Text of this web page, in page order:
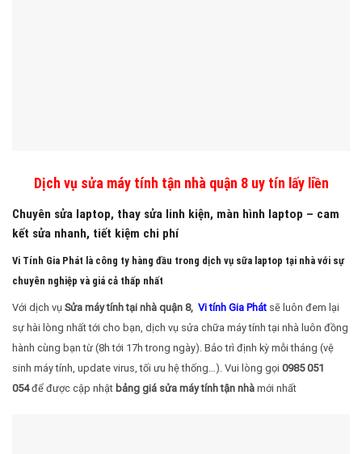
Dịch vụ sửa máy tính tận nhà quận 8 uy tín lấy liền
Chuyên sửa laptop, thay sửa linh kiện, màn hình laptop – cam
kết sửa nhanh, tiết kiệm chi phí
Vi Tính Gia Phát là công ty hàng đầu trong dịch vụ sữa laptop tại nhà với sự
chuyên nghiệp và giá cả thấp nhất
Với dịch vụ Sửa máy tính tại nhà quận 8, Vi tính Gia Phát sẽ luôn đem lại
sự hài lòng nhất tới cho bạn, dịch vụ sửa chữa máy tính tại nhà luôn đồng
hành cùng bạn từ (8h tới 17h trong ngày). Bảo trì định kỳ mỗi tháng (vệ
sinh máy tính, update virus, tối ưu hệ thống…). Vui lòng gọi 0985 051
054để được cập nhật bảng giá sửa máy tính tận nhà mới nhất